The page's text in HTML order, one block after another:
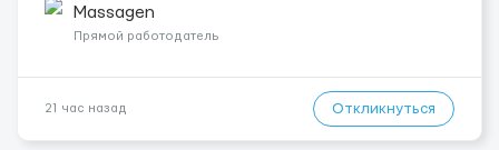
заработная плата 💚Мы гарантируем Наличие работы. Поток 💝
incall / Out...
Massagen
Прямой работодатель
21 час назад Откликнуться